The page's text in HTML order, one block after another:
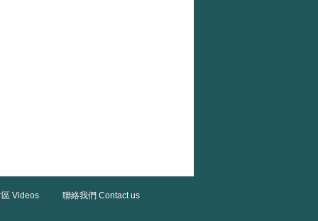
Videos 聯絡我們 Contact us